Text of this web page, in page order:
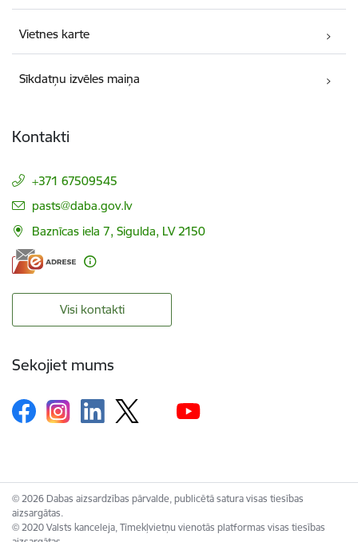
Vietnes karte
Sīkdatņu izvēles maiņa
Kontakti
+371 67509545
E-pasts:
pasts@daba.gov.lv
Baznīcas iela 7, Sigulda, LV 2150
Visi kontakti
Sekojiet mums
© 2026 Dabas aizsardzības pārvalde, publicētā satura visas tiesības
aizsargātas.
© 2020 Valsts kanceleja, Tīmekļvietņu vienotās platformas visas tiesības